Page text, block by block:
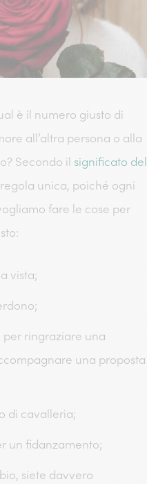
è il numero giusto di
all’altra persona o alla
Secondo il significato del
unica, poiché ogni
fare le cose per
vista;
per ringraziare una
una proposta
di cavalleria;
un fidanzamento;
siete davvero